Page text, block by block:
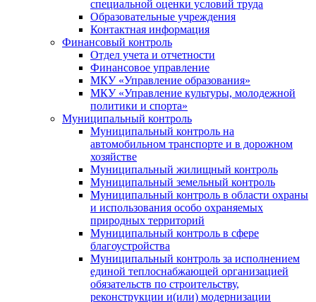
специальной оценки условий труда
Образовательные учреждения
Контактная информация
Финансовый контроль
Отдел учета и отчетности
Финансовое управление
МКУ «Управление образования»
МКУ «Управление культуры, молодежной
политики и спорта»
Муниципальный контроль
Муниципальный контроль на
автомобильном транспорте и в дорожном
хозяйстве
Муниципальный жилищный контроль
Муниципальный земельный контроль
Муниципальный контроль в области охраны
и использования особо охраняемых
природных территорий
Муниципальный контроль в сфере
благоустройства
Муниципальный контроль за исполнением
единой теплоснабжающей организацией
обязательств по строительству,
реконструкции и(или) модернизации